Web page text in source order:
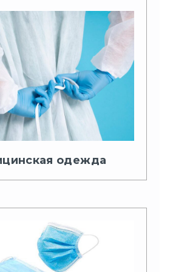
одежда